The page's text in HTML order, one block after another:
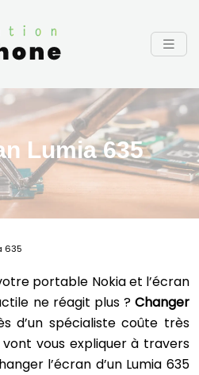
Lumia 635
635
portable Nokia et l’écran
ne réagit plus ? Changer
d’un spécialiste coûte très
vous expliquer à travers
l’écran d’un Lumia 635